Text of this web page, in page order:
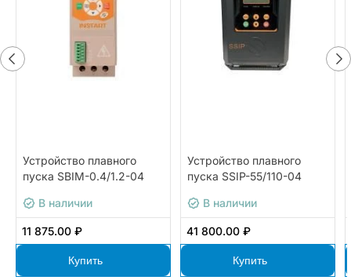
Устройство плавного
пуска SBIM-0.4/1.2-04
В наличии
11 875.00 ₽
Купить
Устройство плавного
пуска SSIP-55/110-04
В наличии
41 800.00 ₽
Купить